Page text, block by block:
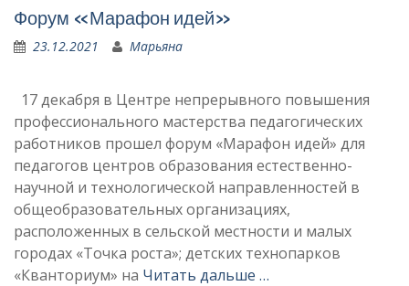
Форум «Марафон идей»
23.12.2021 Марьяна
17 декабря в Центре непрерывного повышения
профессионального мастерства педагогических
работников прошел форум «Марафон идей» для
педагогов центров образования естественно-
научной и технологической направленностей в
общеобразовательных организациях,
расположенных в сельской местности и малых
городах «Точка роста»; детских технопарков
«Кванториум» на Читать дальше …